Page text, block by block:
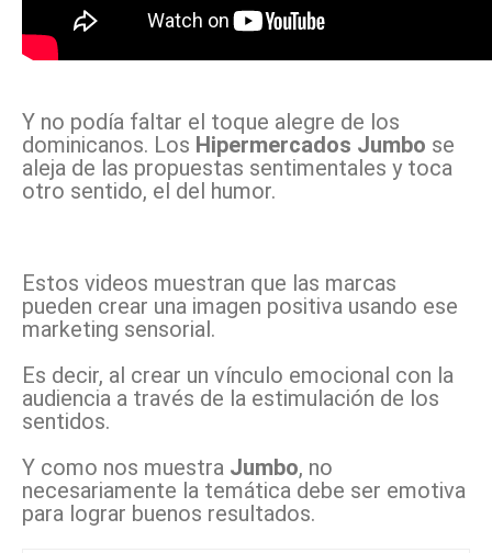
Y no podía faltar el toque alegre de los
dominicanos. Los Hipermercados Jumbo se
aleja de las propuestas sentimentales y toca
otro sentido, el del humor.
Estos videos muestran que las marcas
pueden crear una imagen positiva usando ese
marketing sensorial.
Es decir, al crear un vínculo emocional con la
audiencia a través de la estimulación de los
sentidos.
Y como nos muestra Jumbo, no
necesariamente la temática debe ser emotiva
para lograr buenos resultados.